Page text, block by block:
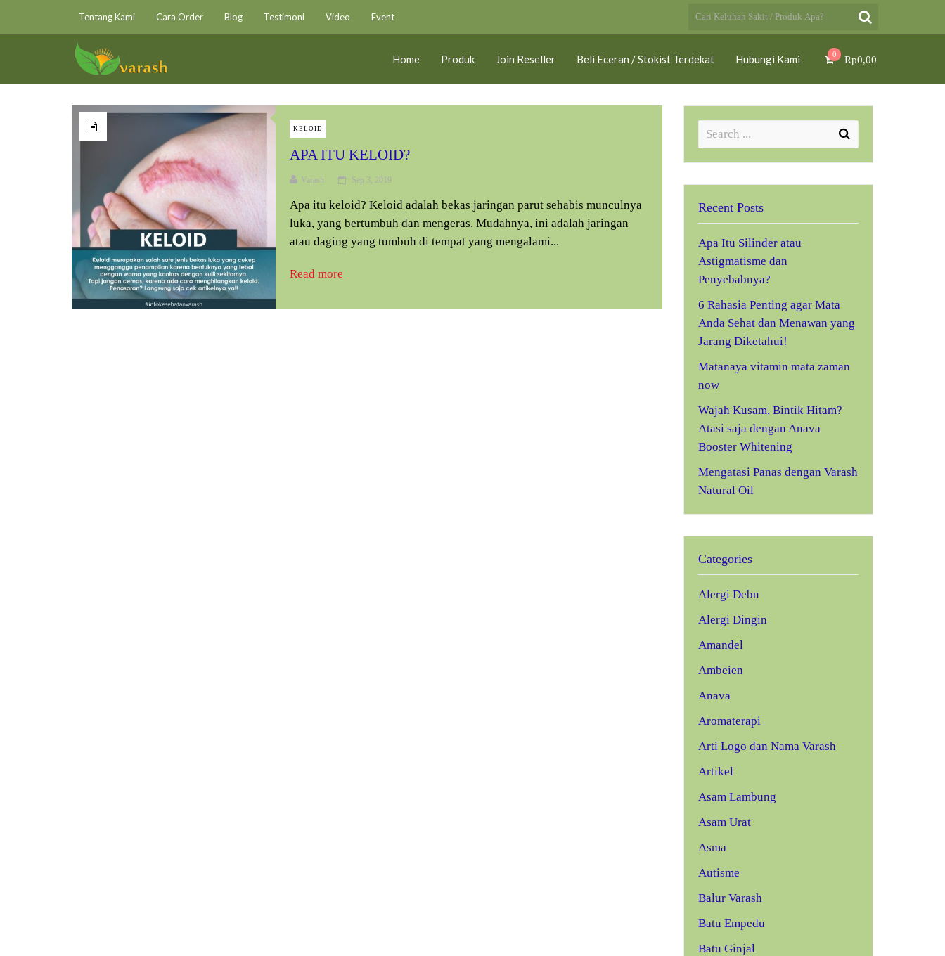
Tentang Kami Cara Order Blog Testimoni Video Event
Home Produk Join Reseller Beli Eceran / Stokist Terdekat Hubungi Kami 0 Rp0,00
KELOID
APA ITU KELOID?
Varash Sep 3, 2019
Apa itu keloid? Keloid adalah bekas jaringan parut sehabis munculnya
luka, yang bertumbuh dan mengeras. Mudahnya, ini adalah jaringan
atau daging yang tumbuh di tempat yang mengalami...
Read more
Recent Posts
Apa Itu Silinder atau
Astigmatisme dan
Penyebabnya?
6 Rahasia Penting agar Mata
Anda Sehat dan Menawan yang
Jarang Diketahui!
Matanaya vitamin mata zaman
now
Wajah Kusam, Bintik Hitam?
Atasi saja dengan Anava
Booster Whitening
Mengatasi Panas dengan Varash
Natural Oil
Categories
Alergi Debu
Alergi Dingin
Amandel
Ambeien
Anava
Aromaterapi
Arti Logo dan Nama Varash
Artikel
Asam Lambung
Asam Urat
Asma
Autisme
Balur Varash
Batu Empedu
Batu Ginjal